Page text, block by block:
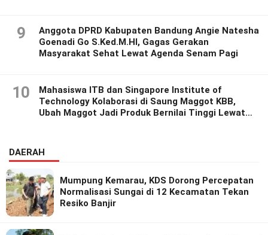
9
Anggota DPRD Kabupaten Bandung Angie Natesha
Goenadi Go S.Ked.M.HI, Gagas Gerakan
Masyarakat Sehat Lewat Agenda Senam Pagi
10
Mahasiswa ITB dan Singapore Institute of
Technology Kolaborasi di Saung Maggot KBB,
Ubah Maggot Jadi Produk Bernilai Tinggi Lewat
DAERAH
Mumpung Kemarau, KDS Dorong Percepatan
Normalisasi Sungai di 12 Kecamatan Tekan
Resiko Banjir